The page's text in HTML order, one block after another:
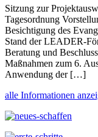
Sitzung zur
Tagesordnung
Besichtigung des
Stand der LEADER-
Beratung und
Maßnahmen zum 6.
Anwendung der […]
alle Informationen